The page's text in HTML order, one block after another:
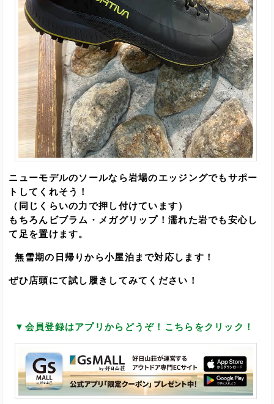
ニューモデルのソールなら岩場のエッジングでもサポー
トしてくれそう！
（同じくらいの力で押し付けています）
もちろんビブラム・メガグリップ！濡れた岩でも安心し
て足を置けます。
無雪期の日帰りから小屋泊まで対応します！
ぜひ店頭にて試し履きしてみてください！
▼会員登録はアプリからどうぞ！こちらをクリック！